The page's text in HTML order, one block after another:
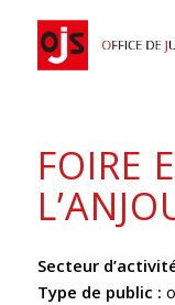
FOIRE
Secteur
Type de public :